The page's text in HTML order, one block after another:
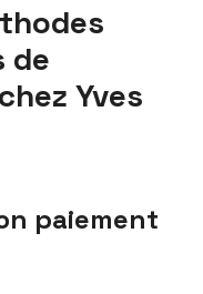
de
Yves
paiement